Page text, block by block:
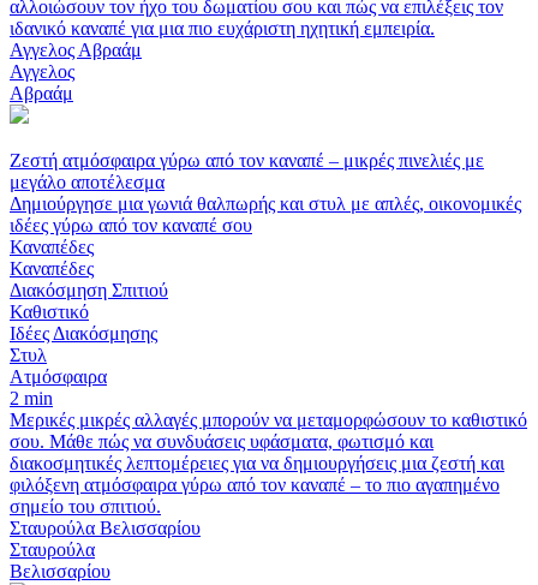
αλλοιώσουν τον ήχο του δωματίου σου και πώς να επιλέξεις τον
ιδανικό καναπέ για μια πιο ευχάριστη ηχητική εμπειρία.
Αγγελος Αβραάμ
Αγγελος
Αβραάμ
Ζεστή ατμόσφαιρα γύρω από τον καναπέ – μικρές πινελιές με
μεγάλο αποτέλεσμα
Δημιούργησε μια γωνιά θαλπωρής και στυλ με απλές, οικονομικές
ιδέες γύρω από τον καναπέ σου
Καναπέδες
Καναπέδες
Διακόσμηση Σπιτιού
Καθιστικό
Ιδέες Διακόσμησης
Στυλ
Ατμόσφαιρα
2 min
Μερικές μικρές αλλαγές μπορούν να μεταμορφώσουν το καθιστικό
σου. Μάθε πώς να συνδυάσεις υφάσματα, φωτισμό και
διακοσμητικές λεπτομέρειες για να δημιουργήσεις μια ζεστή και
φιλόξενη ατμόσφαιρα γύρω από τον καναπέ – το πιο αγαπημένο
σημείο του σπιτιού.
Σταυρούλα Βελισσαρίου
Σταυρούλα
Βελισσαρίου